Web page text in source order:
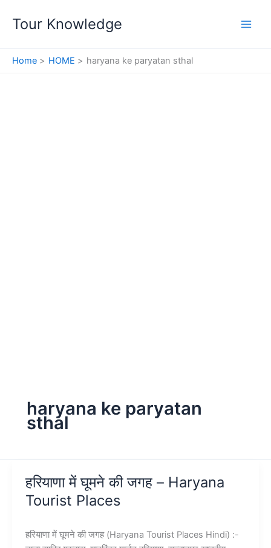
Tour Knowledge
Home HOME haryana ke paryatan sthal
haryana ke paryatan
sthal
हरियाणा में घूमने की जगह – Haryana
Tourist Places
हरियाणा में घूमने की जगह (Haryana Tourist Places Hindi) :-